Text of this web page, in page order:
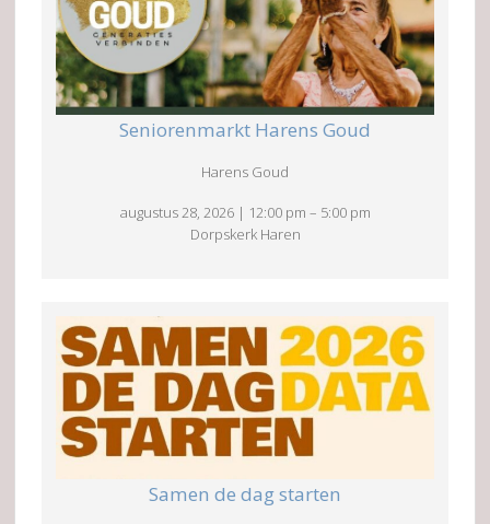
Seniorenmarkt Harens Goud
Harens Goud
augustus 28, 2026 | 12:00 pm – 5:00 pm
Dorpskerk Haren
Samen de dag starten